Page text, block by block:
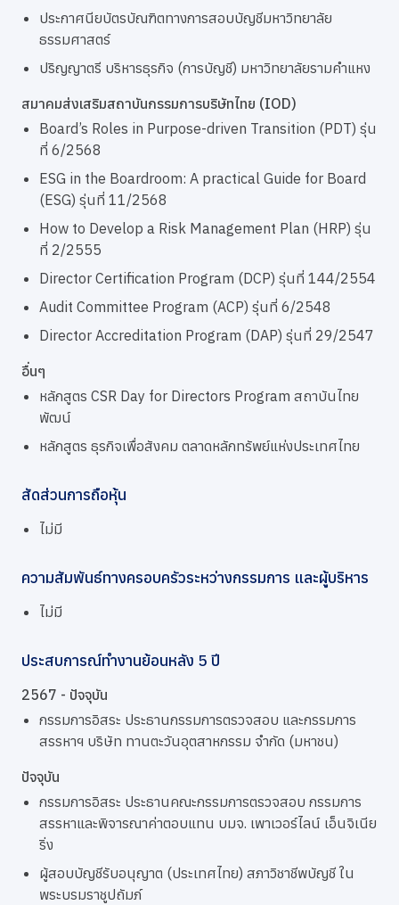
ประกาศนียบัตรบัณฑิตทางการสอบบัญชีมหาวิทยาลัย
ธรรมศาสตร์
ปริญญาตรี บริหารธุรกิจ (การบัญชี) มหาวิทยาลัยรามคำแหง
สมาคมส่งเสริมสถาบันกรรมการบริษัทไทย (IOD)
Board’s Roles in Purpose-driven Transition (PDT) รุ่น
ที่ 6/2568
ESG in the Boardroom: A practical Guide for Board
(ESG) รุ่นที่ 11/2568
How to Develop a Risk Management Plan (HRP) รุ่น
ที่ 2/2555
Director Certification Program (DCP) รุ่นที่ 144/2554
Audit Committee Program (ACP) รุ่นที่ 6/2548
Director Accreditation Program (DAP) รุ่นที่ 29/2547
อื่นๆ
หลักสูตร CSR Day for Directors Program สถาบันไทย
พัฒน์
หลักสูตร ธุรกิจเพื่อสังคม ตลาดหลักทรัพย์แห่งประเทศไทย
สัดส่วนการถือหุ้น
ไม่มี
ความสัมพันธ์ทางครอบครัวระหว่างกรรมการ และผู้บริหาร
ไม่มี
ประสบการณ์ทำงานย้อนหลัง 5 ปี
2567 - ปัจจุบัน
กรรมการอิสระ ประธานกรรมการตรวจสอบ และกรรมการ
สรรหาฯ บริษัท ทานตะวันอุตสาหกรรม จำกัด (มหาชน)
ปัจจุบัน
กรรมการอิสระ ประธานคณะกรรมการตรวจสอบ กรรมการ
สรรหาและพิจารณาค่าตอบแทน บมจ. เพาเวอร์ไลน์ เอ็นจิเนีย
ริ่ง
ผู้สอบบัญชีรับอนุญาต (ประเทศไทย) สภาวิชาชีพบัญชี ใน
พระบรมราชูปถัมภ์